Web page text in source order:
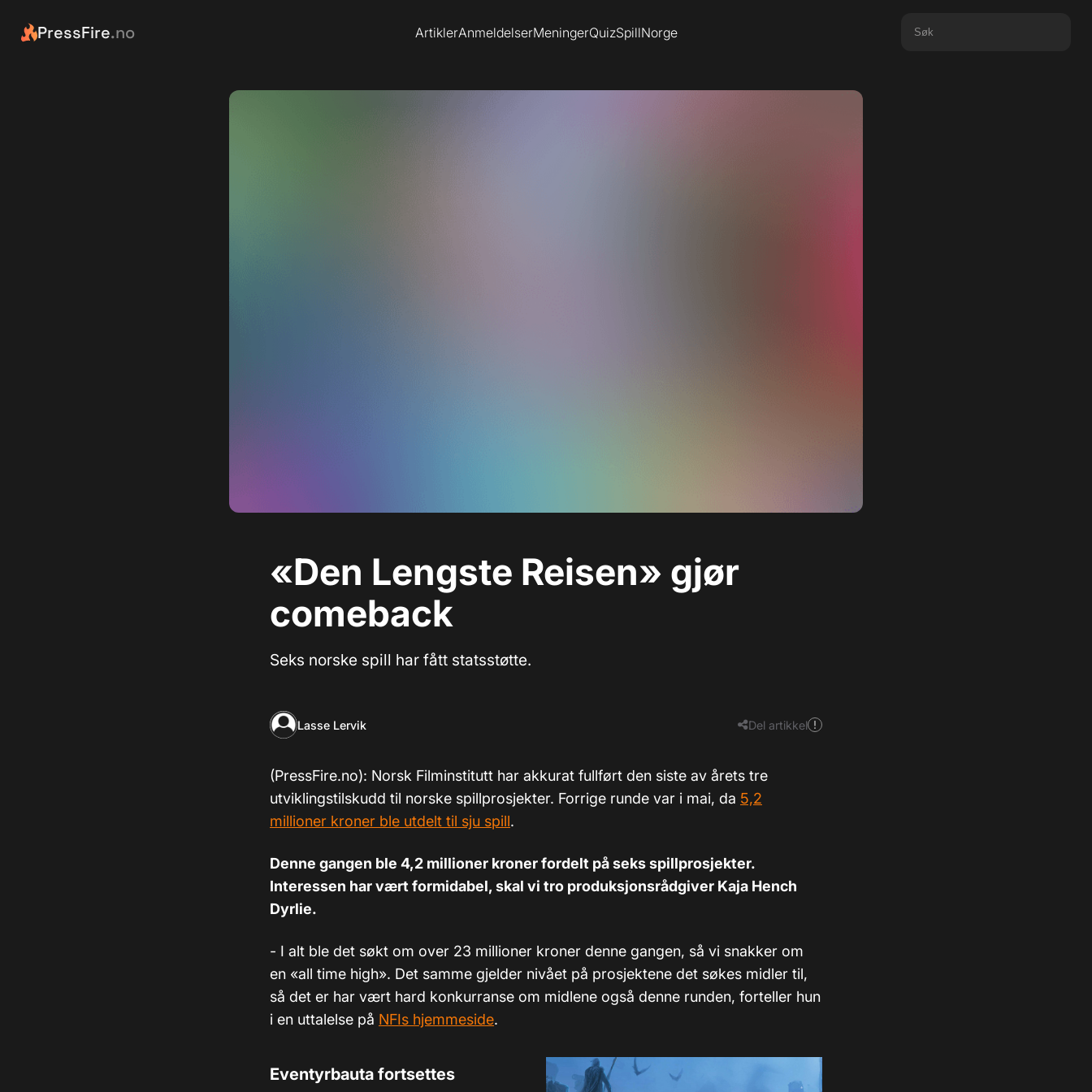
PressFire.no ArtiklerAnmeldelserMeningerQuizSpillNorge
«Den Lengste Reisen» gjør
comeback
Seks norske spill har fått statsstøtte.
Lasse Lervik Del artikkel
(PressFire.no): Norsk Filminstitutt har akkurat fullført den siste av årets tre
utviklingstilskudd til norske spillprosjekter. Forrige runde var i mai, da 5,2
millioner kroner ble utdelt til sju spill.
Denne gangen ble 4,2 millioner kroner fordelt på seks spillprosjekter.
Interessen har vært formidabel, skal vi tro produksjonsrådgiver Kaja Hench
Dyrlie.
- I alt ble det søkt om over 23 millioner kroner denne gangen, så vi snakker om
en «all time high». Det samme gjelder nivået på prosjektene det søkes midler til,
så det er har vært hard konkurranse om midlene også denne runden, forteller hun
i en uttalelse på NFIs hjemmeside.
Eventyrbauta fortsettes